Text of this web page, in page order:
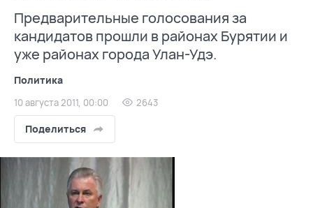
Предварительные голосования за
кандидатов прошли в районах Бурятии и
уже районах города Улан-Удэ.
Политика
10 августа 2011, 00:00 2643
Поделиться